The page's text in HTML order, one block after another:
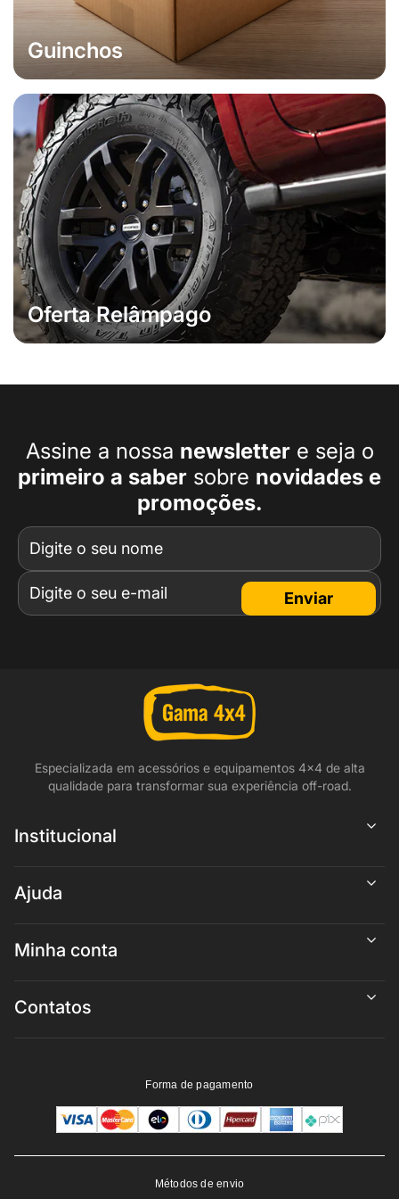
Guinchos
Oferta Relâmpago
Assine a nossa newslettere seja o
primeiro a saber sobre novidades e
promoções.
Enviar
Especializada em acessórios e equipamentos 4x4 de alta
qualidade para transformar sua experiência off-road.
Institucional
Ajuda
Minha conta
Contatos
Forma de pagamento
Métodos de envio